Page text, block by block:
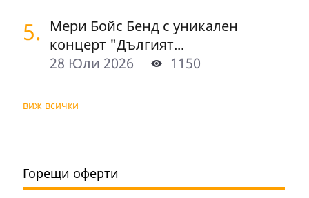
5. Мери Бойс Бенд с уникален
концерт "Дългият...
28 Юли 2026
1150
виж всички
Горещи оферти